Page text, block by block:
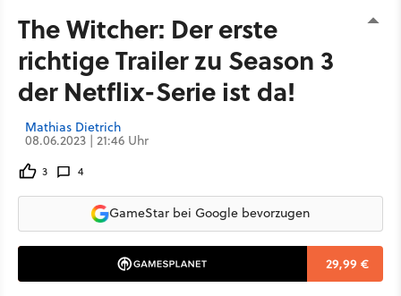
The Witcher: Der erste
richtige Trailer zu Season 3
der Netflix-Serie ist da!
Mathias Dietrich
08.06.2023 | 21:46 Uhr
3 4
GameStar bei Google bevorzugen
29,99 €